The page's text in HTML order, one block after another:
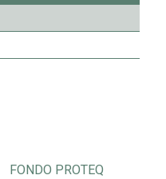
FONDO PROTEQ